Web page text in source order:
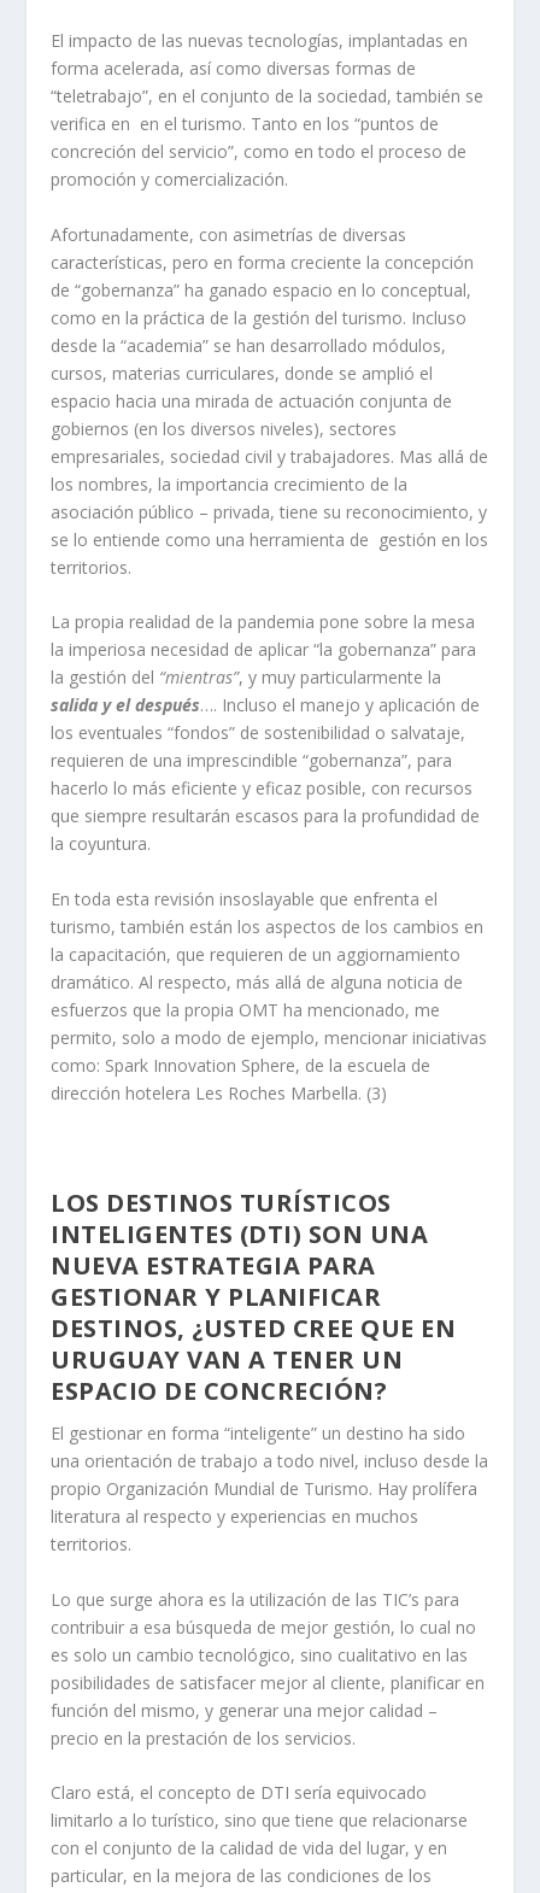
El impacto de las nuevas tecnologías, implantadas en
forma acelerada, así como diversas formas de
“teletrabajo”, en el conjunto de la sociedad, también se
verifica en en el turismo. Tanto en los “puntos de
concreción del servicio”, como en todo el proceso de
promoción y comercialización.
Afortunadamente, con asimetrías de diversas
características, pero en forma creciente la concepción
de “gobernanza” ha ganado espacio en lo conceptual,
como en la práctica de la gestión del turismo. Incluso
desde la “academia” se han desarrollado módulos,
cursos, materias curriculares, donde se amplió el
espacio hacia una mirada de actuación conjunta de
gobiernos (en los diversos niveles), sectores
empresariales, sociedad civil y trabajadores. Mas allá de
los nombres, la importancia crecimiento de la
asociación público – privada, tiene su reconocimiento, y
se lo entiende como una herramienta de gestión en los
territorios.
La propia realidad de la pandemia pone sobre la mesa
la imperiosa necesidad de aplicar “la gobernanza” para
la gestión del “mientras”, y muy particularmente la
salida y el después…. Incluso el manejo y aplicación de
los eventuales “fondos” de sostenibilidad o salvataje,
requieren de una imprescindible “gobernanza”, para
hacerlo lo más eficiente y eficaz posible, con recursos
que siempre resultarán escasos para la profundidad de
la coyuntura.
En toda esta revisión insoslayable que enfrenta el
turismo, también están los aspectos de los cambios en
la capacitación, que requieren de un aggiornamiento
dramático. Al respecto, más allá de alguna noticia de
esfuerzos que la propia OMT ha mencionado, me
permito, solo a modo de ejemplo, mencionar iniciativas
como: Spark Innovation Sphere, de la escuela de
dirección hotelera Les Roches Marbella. (3)
LOS DESTINOS TURÍSTICOS
INTELIGENTES (DTI) SON UNA
NUEVA ESTRATEGIA PARA
GESTIONAR Y PLANIFICAR
DESTINOS, ¿USTED CREE QUE EN
URUGUAY VAN A TENER UN
ESPACIO DE CONCRECIÓN?
El gestionar en forma “inteligente” un destino ha sido
una orientación de trabajo a todo nivel, incluso desde la
propio Organización Mundial de Turismo. Hay prolífera
literatura al respecto y experiencias en muchos
territorios.
Lo que surge ahora es la utilización de las TIC’s para
contribuir a esa búsqueda de mejor gestión, lo cual no
es solo un cambio tecnológico, sino cualitativo en las
posibilidades de satisfacer mejor al cliente, planificar en
función del mismo, y generar una mejor calidad –
precio en la prestación de los servicios.
Claro está, el concepto de DTI sería equivocado
limitarlo a lo turístico, sino que tiene que relacionarse
con el conjunto de la calidad de vida del lugar, y en
particular, en la mejora de las condiciones de los